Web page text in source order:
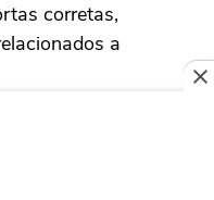
corretas,
a